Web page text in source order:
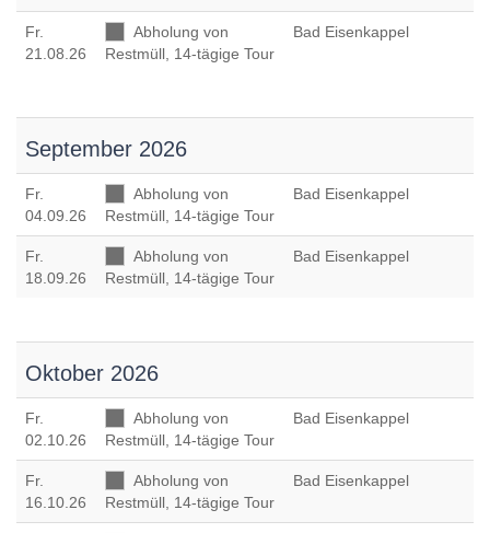
springen,
Accesskey
Fr.
21.08.26
Abholung von
Restmüll, 14-tägige Tour
Bad Eisenkappel
September 2026
Fr.
04.09.26
Abholung von
Restmüll, 14-tägige Tour
Bad Eisenkappel
Fr.
18.09.26
Abholung von
Restmüll, 14-tägige Tour
Bad Eisenkappel
Oktober 2026
Fr.
02.10.26
Abholung von
Restmüll, 14-tägige Tour
Bad Eisenkappel
Fr.
16.10.26
Abholung von
Restmüll, 14-tägige Tour
Bad Eisenkappel